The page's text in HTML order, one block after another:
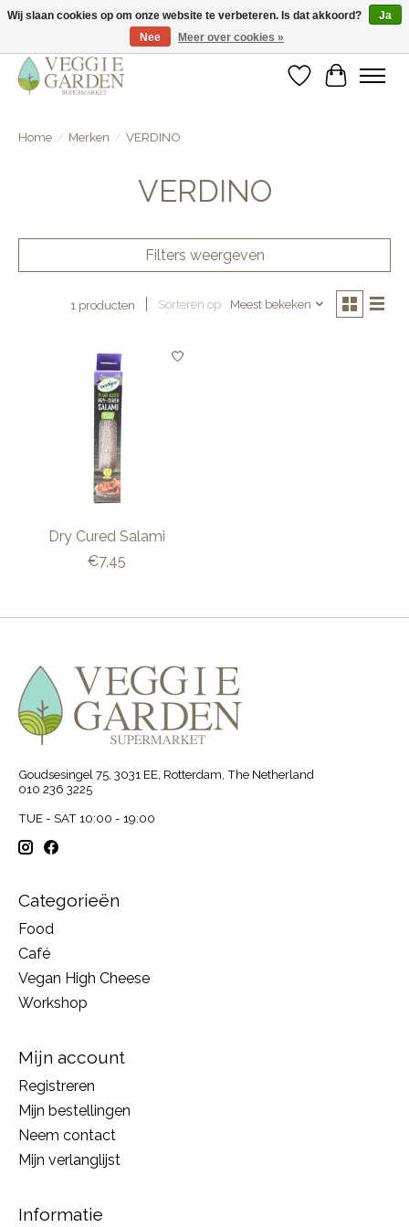
vegan & veggie products | free store pick-up
Verlanglijst
Home / Merken / VERDINO
VERDINO
Filters weergeven
1 producten Sorteren op Meest bekeken
Dry Cured Salami
€7,45
Goudsesingel 75, 3031 EE, Rotterdam, The Netherland
010 236 3225
TUE - SAT 10:00 - 19:00
Categorieën
Food
Café
Vegan High Cheese
Workshop
Mijn account
Registreren
Mijn bestellingen
Neem contact
Mijn verlanglijst
Informatie
Wij slaan cookies op om onze website te verbeteren. Is dat akkoord?
Ja
Nee
Meer over cookies »